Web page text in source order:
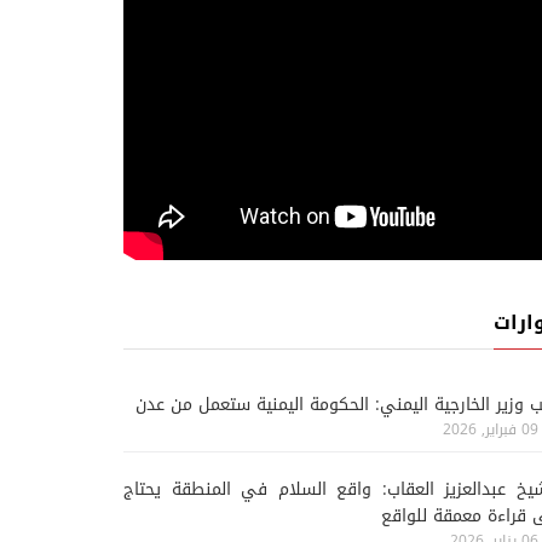
وزير الخارجية اليمني: الحكومة اليمنية ستعمل من عدن
09 فبراير, 2026
عبدالعزيز العقاب: واقع السلام في المنطقة يحتاج
قراءة معمقة للواقع